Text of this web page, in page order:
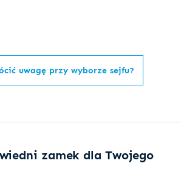
uwagę przy wyborze sejfu?
zamek dla Twojego